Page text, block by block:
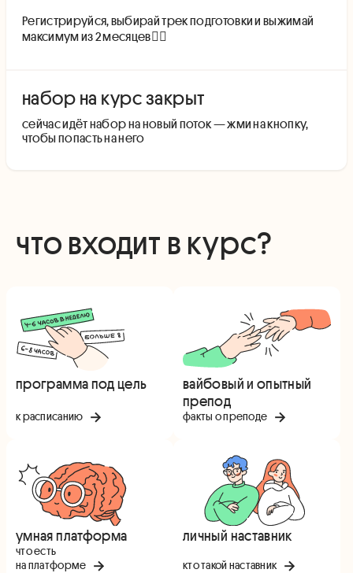
Регистрируйся, выбирай трек подготовки и выжимай
максимум из 2 месяцев👇🏻
набор на курс закрыт
cейчас идёт набор на новый поток — жми на кнопку,
чтобы попасть на него
что входит в курс?
программа под цель
к расписанию
вайбовый и опытный
препод
факты о преподе
умная платформа
что есть
на платформе
личный наставник
кто такой наставник